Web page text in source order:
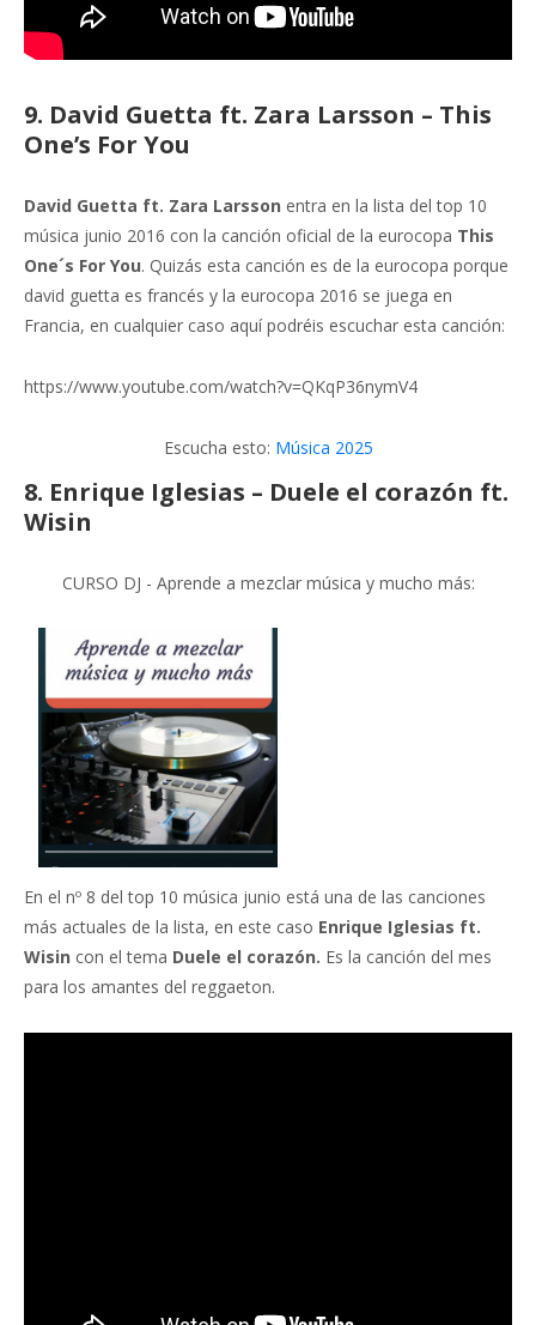
9. David Guetta ft. Zara Larsson – This
One’s For You
David Guetta ft. Zara Larsson entra en la lista del top 10
música junio 2016 con la canción oficial de la eurocopa This
One´s For You. Quizás esta canción es de la eurocopa porque
david guetta es francés y la eurocopa 2016 se juega en
Francia, en cualquier caso aquí podréis escuchar esta canción:
https://www.youtube.com/watch?v=QKqP36nymV4
Escucha esto: Música 2025
8. Enrique Iglesias – Duele el corazón ft.
Wisin
CURSO DJ - Aprende a mezclar música y mucho más:
En el nº 8 del top 10 música junio está una de las canciones
más actuales de la lista, en este caso Enrique Iglesias ft.
Wisin con el tema Duele el corazón. Es la canción del mes
para los amantes del reggaeton.